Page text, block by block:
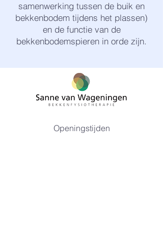
samenwerking tussen de buik en
bekkenbodem tijdens het plassen)
en de functie van de
bekkenbodemspieren in orde zijn.
Openingstijden